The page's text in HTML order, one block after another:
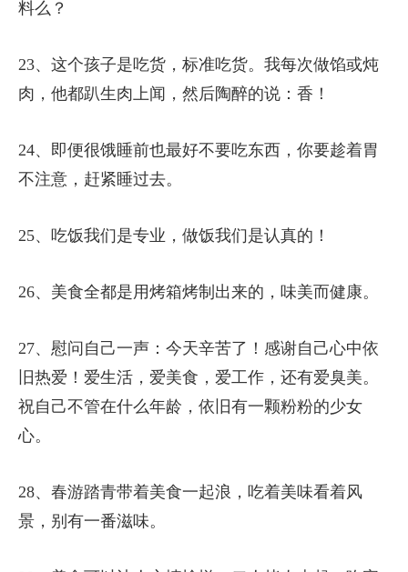
料么？
23、这个孩子是吃货，标准吃货。我每次做馅或炖
肉，他都趴生肉上闻，然后陶醉的说：香！
24、即便很饿睡前也最好不要吃东西，你要趁着胃
不注意，赶紧睡过去。
25、吃饭我们是专业，做饭我们是认真的！
26、美食全都是用烤箱烤制出来的，味美而健康。
27、慰问自己一声：今天辛苦了！感谢自己心中依
旧热爱！爱生活，爱美食，爱工作，还有爱臭美。
祝自己不管在什么年龄，依旧有一颗粉粉的少女
心。
28、春游踏青带着美食一起浪，吃着美味看着风
景，别有一番滋味。